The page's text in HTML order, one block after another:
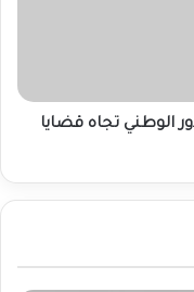
الوطني تجاه قضايا